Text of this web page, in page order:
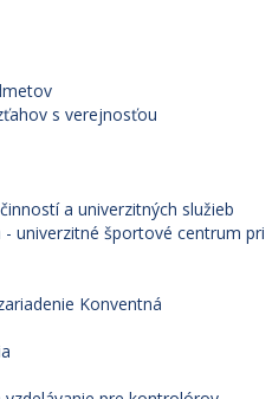
s verejnosťou
a univerzitných služieb
univerzitné športové centrum pri
Konventná